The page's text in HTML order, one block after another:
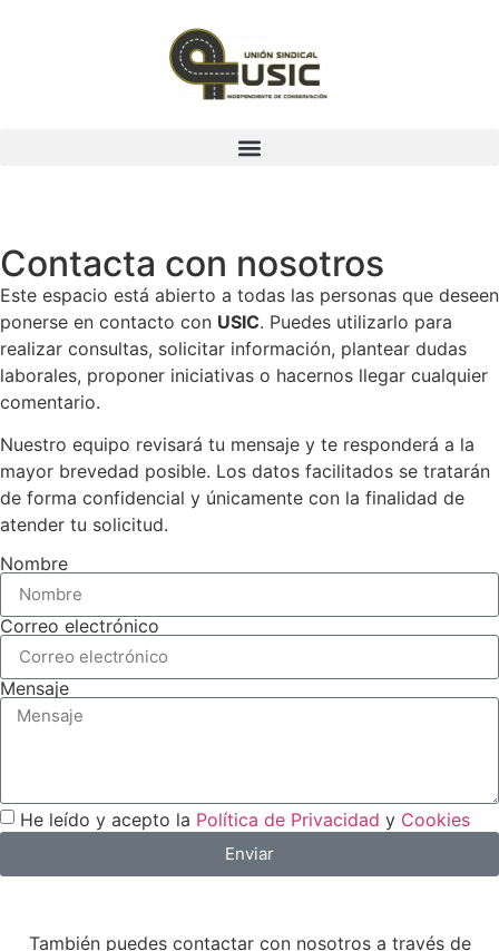
Contacta con nosotros
Este espacio está abierto a todas las personas que deseen
ponerse en contacto con USIC. Puedes utilizarlo para
realizar consultas, solicitar información, plantear dudas
laborales, proponer iniciativas o hacernos llegar cualquier
comentario.
Nuestro equipo revisará tu mensaje y te responderá a la
mayor brevedad posible. Los datos facilitados se tratarán
de forma confidencial y únicamente con la finalidad de
atender tu solicitud.
Nombre
Correo electrónico
Mensaje
He leído y acepto la Política de Privacidad y Cookies
Enviar
También puedes contactar con nosotros a través de